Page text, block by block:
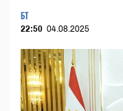
БТ
22:50 04.08.2025